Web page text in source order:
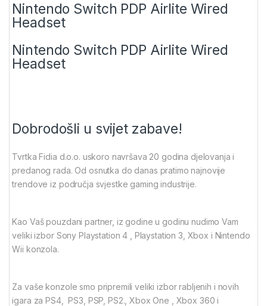
Nintendo Switch PDP Airlite Wired
Headset
Nintendo Switch PDP Airlite Wired
Headset
Dobrodošli u svijet zabave!
Tvrtka Fidia d.o.o. uskoro navršava 20 godina djelovanja i
predanog rada. Od osnutka do danas pratimo najnovije
trendove iz područja svjestke gaming industrije.
Kao Vaš pouzdani partner, iz godine u godinu nudimo Vam
veliki izbor Sony Playstation 4 , Playstation 3, Xbox i Nintendo
Wii konzola.
Za vaše konzole smo pripremili veliki izbor rabljenih i novih
igara za PS4, PS3, PSP, PS2., Xbox One , Xbox 360 i